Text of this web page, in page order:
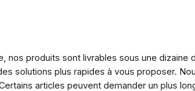
nos produits sont livrables sous une dizaine
solutions plus rapides à vous proposer.
articles peuvent demander un plus